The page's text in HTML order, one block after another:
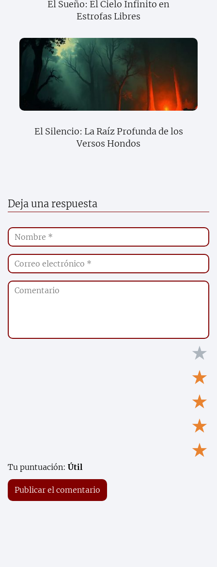
El Sueño: El Cielo Infinito en
Estrofas Libres
El Silencio: La Raíz Profunda de los
Versos Hondos
Deja una respuesta
★
★
★
★
★
Tu puntuación: Útil